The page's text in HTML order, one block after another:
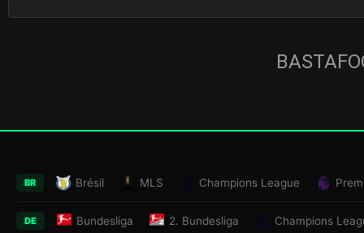
BR Brésil MLS Champions League
DE Bundesliga 2. Bundesliga Champions